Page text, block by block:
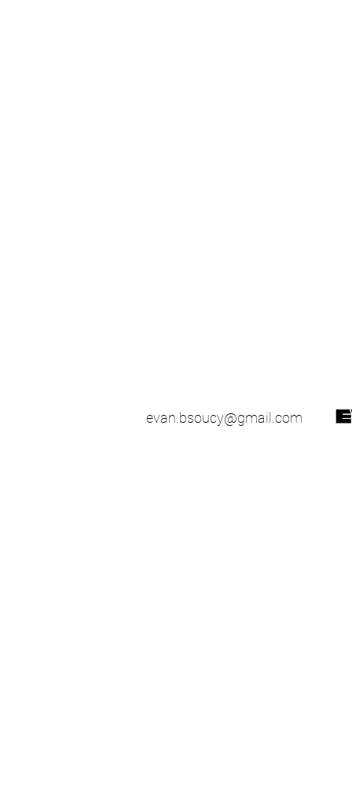
evan.bsoucy@gmail.com